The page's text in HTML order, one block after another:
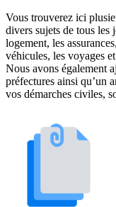
Vous trouverez ici
divers sujets de tous les
logement, les
véhicules, les voyages
Nous avons également
préfectures ainsi qu’un
vos démarches civiles,